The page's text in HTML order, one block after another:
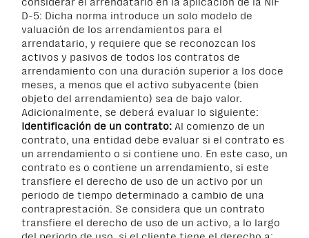
D-5: Dicha norma introduce un solo modelo de
valuación de los arrendamientos para el
arrendatario, y requiere que se reconozcan los
activos y pasivos de todos los contratos de
arrendamiento con una duración superior a los doce
meses, a menos que el activo subyacente (bien
objeto del arrendamiento) sea de bajo valor.
Adicionalmente, se deberá evaluar lo siguiente:
Identificación de un contrato: Al comienzo de un
contrato, una entidad debe evaluar si el contrato es
un arrendamiento o si contiene uno. En este caso, un
contrato es o contiene un arrendamiento, si este
transfiere el derecho de uso de un activo por un
periodo de tiempo determinado a cambio de una
contraprestación. Se considera que un contrato
transfiere el derecho de uso de un activo, a lo largo